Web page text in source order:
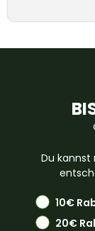
Du kannst
10€
20€